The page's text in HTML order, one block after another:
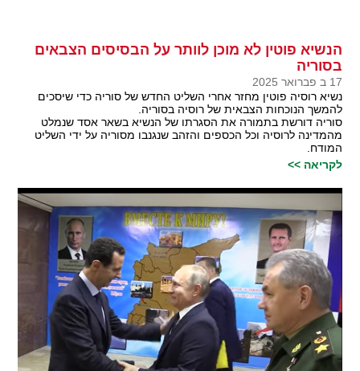
הנשיא פוטין לא מוכן לוותר על הבסיסים הצבאים
בסוריה
17 ב פברואר 2025
נשיא רוסיה פוטין מחזר אחרי השליט החדש של סוריה כדי שיסכים
להמשך הנוכחות הצבאית של רוסיה בסוריה.
סוריה דורשת בתמורה את הסגרתו של הנשיא בשאר אסד שנמלט
מהמדינה לרוסיה וכל הכספים והזהב שנגנבו מסוריה על ידי השליט
המודח.
לקריאה >>